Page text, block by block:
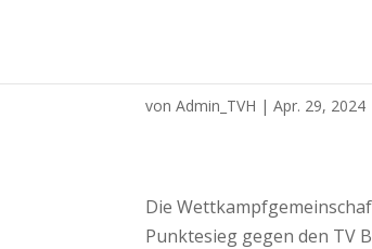
vonAdmin_TVH |Apr. 29, 2024
Die
Punktesieg gegen den TV